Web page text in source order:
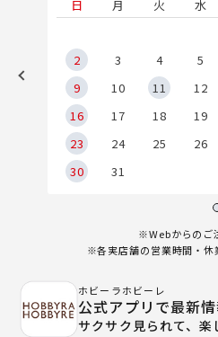
日
月 火 水
2
3 4 5
9
10 11 12
16
17 18 19
23
24 25 26
30
31
※Webからのご
※各実店舗の営業時間・休
ホビーラホビーレ
公式アプリで最新情
サクサク見られて、